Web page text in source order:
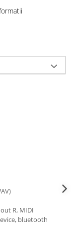
R, MIDI
bluetooth